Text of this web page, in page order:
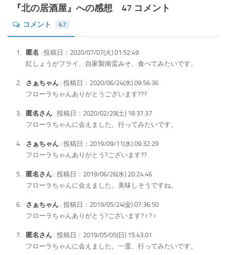
『北の居酒屋』への感想 47 コメント
コメント 47
匿名 : 投稿日：2020/07/07(火) 01:52:49
紅しょうがフライ、自家製南蛮みそ、食べてみたいです。
さぁちゃん : 投稿日：2020/06/24(水) 09:56:36
フローラちゃんありがとうございます???
匿名さん : 投稿日：2020/02/29(土) 18:37:37
フローラちゃんに会えました。行ってみたいです。
さぁちゃん : 投稿日：2019/09/11(水) 09:32:29
フローラちゃんありがとう?ございます??
匿名さん : 投稿日：2019/06/26(水) 20:24:46
フローラちゃんに会えました。美味しそうですね。
さぁちゃん : 投稿日：2019/05/24(金) 07:36:50
フローラちゃんありがとう?ございます?‍♀️?‍♀️
匿名さん : 投稿日：2019/05/05(日) 15:43:01
フローラちゃんに会えました。一度、行ってみたいです。